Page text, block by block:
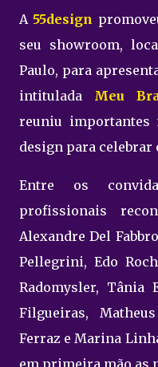
A 55design
seu showroom,
Paulo, para
intitulada Meu
reuniu importantes
design para celebrar
Entre os
profissionais
Alexandre Del
Pellegrini, Edo
Radomysler, Tânia
Filgueiras,
Ferraz e Marina